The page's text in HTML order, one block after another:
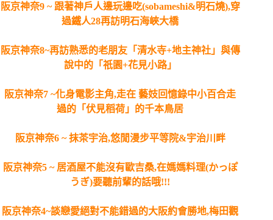
阪京神奈9 ~ 跟著神戶人邊玩邊吃(sobameshi&明石燒),穿
過鐵人28再訪明石海峽大橋
阪京神奈8~再訪熟悉的老朋友「清水寺+地主神社」與傳
說中的「祇園+花見小路」
阪京神奈7 ~化身電影主角,走在 藝妓回憶錄中小百合走
過的「伏見稻荷」的千本鳥居
阪京神奈6 ~ 抹茶宇治,悠閒漫步平等院&宇治川畔
阪京神奈5 ~ 居酒屋不能沒有歐吉桑,在媽媽料理(かっぽ
うぎ)要聽前輩的話哦!!!
阪京神奈4~談戀愛絕對不能錯過的大阪約會勝地,梅田觀